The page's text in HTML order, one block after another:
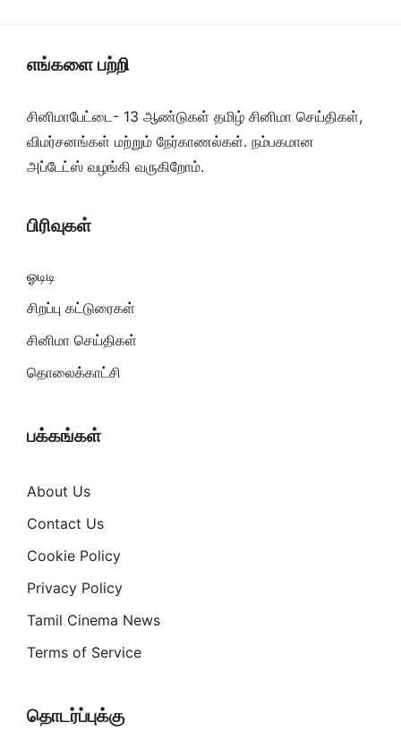
எங்களை பற்றி
சினிமாபேட்டை- 13 ஆண்டுகள் தமிழ் சினிமா செய்திகள்,
விமர்சனங்கள் மற்றும் நேர்காணல்கள். நம்பகமான
அப்டேட்ஸ் வழங்கி வருகிறோம்.
பிரிவுகள்
ஓடிடி
சிறப்பு கட்டுரைகள்
சினிமா செய்திகள்
தொலைக்காட்சி
பக்கங்கள்
About Us
Contact Us
Cookie Policy
Privacy Policy
Tamil Cinema News
Terms of Service
தொடர்ப்புக்கு